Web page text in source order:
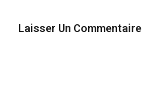
Laisser Un Commentaire